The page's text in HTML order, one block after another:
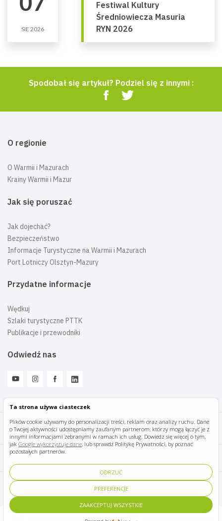
Ta strona używa ciasteczek
Plików cookie używamy do personalizacji treści, reklam oraz analizy ruchu. Dane
o Twojej aktywności udostępniamy zaufanym partnerom, którzy mogą łączyć je z
innymi informacjami zebranymi w ramach ich usług. Dowiedz się więcej o tym,
jak Google wykorzystuje dane, lub sprawdź Politykę Prywatności, by poznać
pozostałych partnerów.
ODRZUĆ
PREFERENCJE
ZAAKCEPTUJ WSZYSTKIE
SIE 2026
Festiwal Kultury
Średniowiecza Masuria
RYN 2026
Spodobał się artykuł? Podziel się z innymi :
O regionie
O Warmii i Mazurach
Krainy Warmii i Mazur
Jak się poruszać
Jak dojechać?
Bezpieczeństwo
Informacje Turystyczne na Warmii i Mazurach
Port Lotniczy Olsztyn-Mazury
Przydatne informacje
Wędkuj
Szlaki turystyczne PTTK
Publikacje i przewodniki
Odwiedź nas
Mazury Travel © 2026
Polityka prywatności
Designed by Panda Marketing